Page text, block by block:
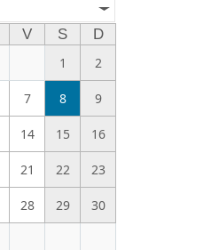
V S
D
1
2
7 8 9
14 15 16
21 22 23
28 29 30